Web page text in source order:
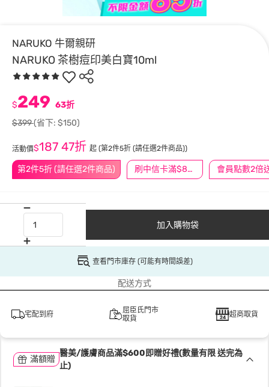
NARUKO 牛爾親研
NARUKO 茶樹痘印美白寶10ml
第2件5折 (請任選2件商品) 刷中信卡滿$888送3萬點 會員點數2倍
$249 63折
$399(省下: $150)
活動價$187 47折 起 (第2件5折 (請任選2件商品))
加入購物袋
查看門市庫存 (可能有時間誤差)
配送方式
宅配到府
屈臣氏門市
取貨
超商取貨
滿額贈
醫美/護膚商品滿$600即贈好禮(數量有限 送完為
止)